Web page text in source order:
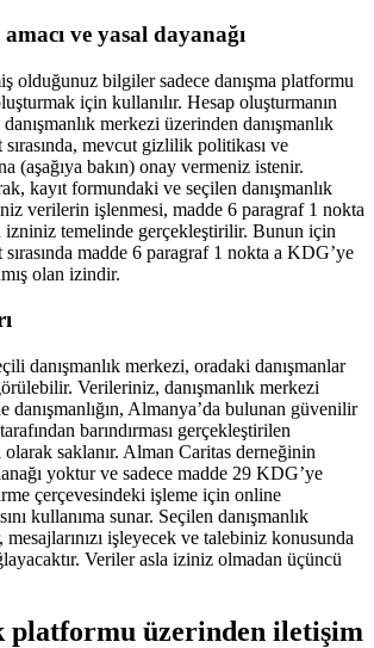
ve yasal dayanağı
olduğunuz bilgiler sadece danışma platformu
için kullanılır. Hesap oluşturmanın
merkezi üzerinden danışmanlık
sırasında, mevcut gizlilik politikası ve
(aşağıya bakın) onay vermeniz istenir.
kayıt formundaki ve seçilen danışmanlık
verilerin işlenmesi, madde 6 paragraf 1 nokta
izniniz temelinde gerçekleştirilir. Bunun için
madde 6 paragraf 1 nokta a KDG’ye
olan izindir.
danışmanlık merkezi, oradaki danışmanlar
Verileriniz, danışmanlık merkezi
danışmanlığın, Almanya’da bulunan güvenilir
barındırması gerçekleştirilen
saklanır. Alman Caritas derneğinin
yoktur ve sadece madde 29 KDG’ye
çerçevesindeki işleme için online
kullanıma sunar. Seçilen danışmanlık
işleyecek ve talebiniz konusunda
Veriler asla iziniz olmadan üçüncü
platformu üzerinden iletişim